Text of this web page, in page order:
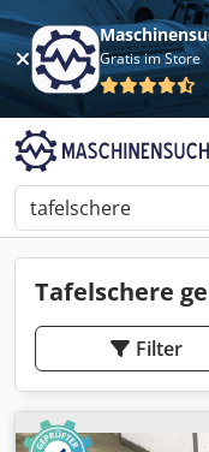
Gratis im Store
Tafelschere
Filter